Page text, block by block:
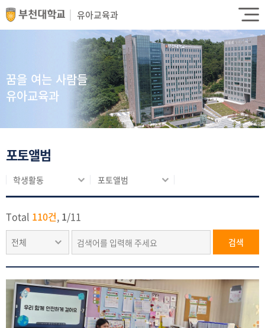
유아교육과
꿈을 여는 사람들
유아교육과
포토앨범
학생활동 포토앨범
Total 110건, 1/11
전체 검색